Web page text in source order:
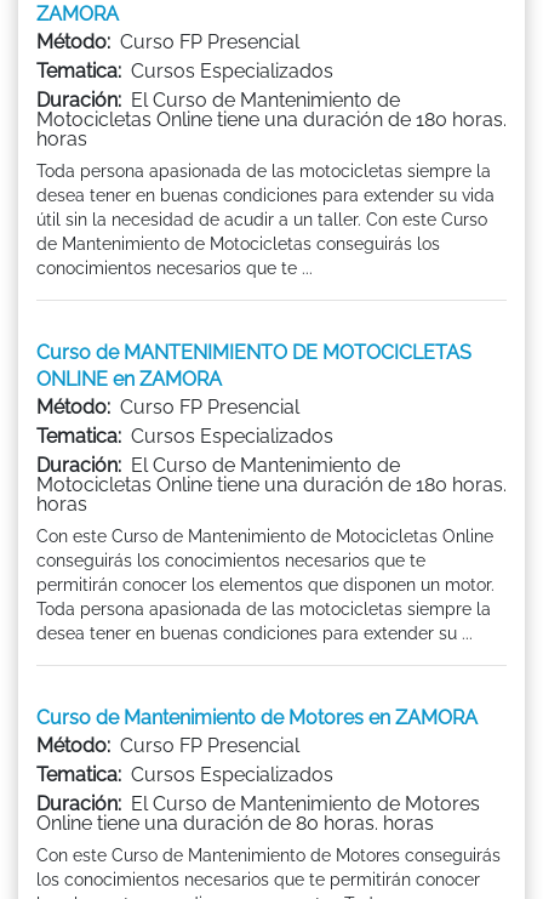
ZAMORA
Método: Curso FP Presencial
Tematica: Cursos Especializados
Duración: El Curso de Mantenimiento de
Motocicletas Online tiene una duración de 180 horas.
horas
Toda persona apasionada de las motocicletas siempre la
desea tener en buenas condiciones para extender su vida
útil sin la necesidad de acudir a un taller. Con este Curso
de Mantenimiento de Motocicletas conseguirás los
conocimientos necesarios que te ...
Curso de MANTENIMIENTO DE MOTOCICLETAS
ONLINE en ZAMORA
Método: Curso FP Presencial
Tematica: Cursos Especializados
Duración: El Curso de Mantenimiento de
Motocicletas Online tiene una duración de 180 horas.
horas
Con este Curso de Mantenimiento de Motocicletas Online
conseguirás los conocimientos necesarios que te
permitirán conocer los elementos que disponen un motor.
Toda persona apasionada de las motocicletas siempre la
desea tener en buenas condiciones para extender su ...
Curso de Mantenimiento de Motores en ZAMORA
Método: Curso FP Presencial
Tematica: Cursos Especializados
Duración: El Curso de Mantenimiento de Motores
Online tiene una duración de 80 horas. horas
Con este Curso de Mantenimiento de Motores conseguirás
los conocimientos necesarios que te permitirán conocer